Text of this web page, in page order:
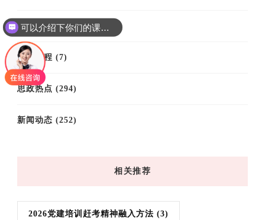
培训案例(61)
培训课程 (7)
思政热点 (294)
新闻动态 (252)
相关推荐
2026党建培训赶考精神融入方法 (3)